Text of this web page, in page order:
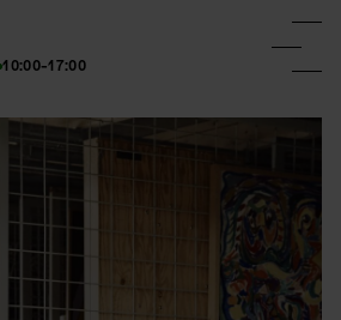
10:00-17:00